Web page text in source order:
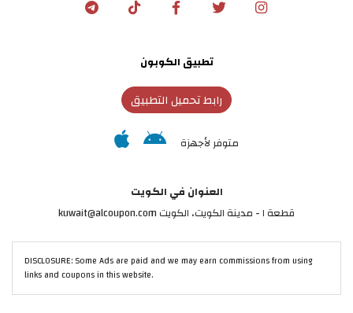
تطبيق الكوبون
رابط تحميل التطبيق
متوفر لأجهزة
العنوان في الكويت
قطعة ١ - مدينة الكويت، الكويت kuwait@alcoupon.com
DISCLOSURE: Some Ads are paid and we may earn commissions from using
links and coupons in this website.